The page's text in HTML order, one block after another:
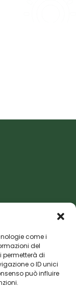
come i
del
permetterà di
o ID unici
può influire